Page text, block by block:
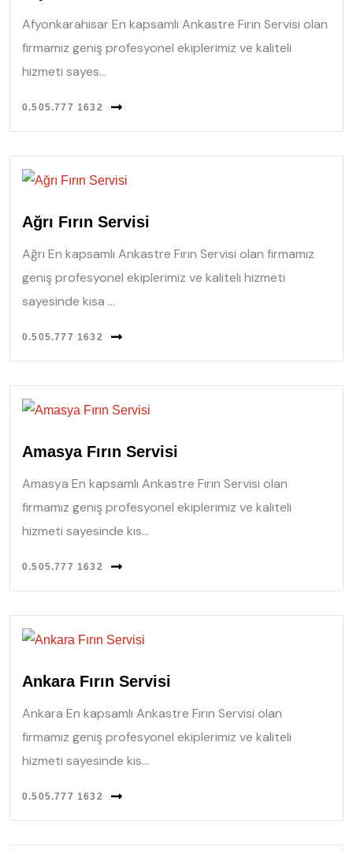
Afyonkarahisar En kapsamlı Ankastre Fırın Servisi olan
firmamız geniş profesyonel ekiplerimiz ve kaliteli
hizmeti sayes...
0.505.777 1632
Ağrı Fırın Servisi
Ağrı En kapsamlı Ankastre Fırın Servisi olan firmamız
geniş profesyonel ekiplerimiz ve kaliteli hizmeti
sayesinde kısa ...
0.505.777 1632
Amasya Fırın Servisi
Amasya En kapsamlı Ankastre Fırın Servisi olan
firmamız geniş profesyonel ekiplerimiz ve kaliteli
hizmeti sayesinde kıs...
0.505.777 1632
Ankara Fırın Servisi
Ankara En kapsamlı Ankastre Fırın Servisi olan
firmamız geniş profesyonel ekiplerimiz ve kaliteli
hizmeti sayesinde kıs...
0.505.777 1632